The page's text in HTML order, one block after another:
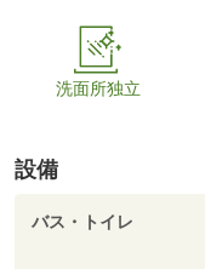
洗面所独立
設備
バス・トイレ